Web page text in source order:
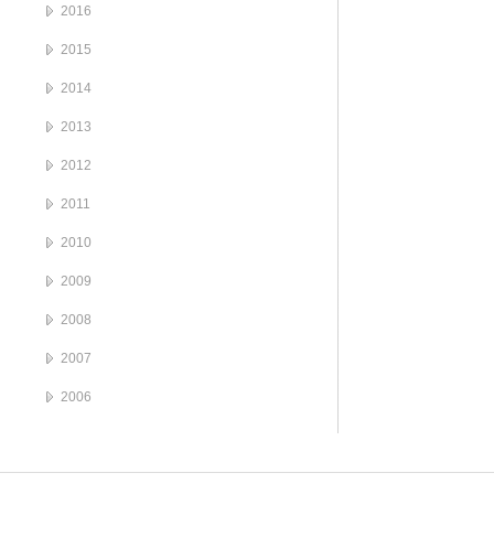
2016
2015
2014
2013
2012
2011
2010
2009
2008
2007
2006